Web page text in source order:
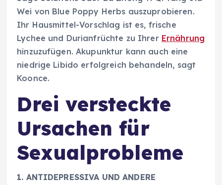
Wei von Blue Poppy Herbs auszuprobieren.
Ihr Hausmittel-Vorschlag ist es, frische
Lychee und Durianfrüchte zu Ihrer Ernährung
hinzuzufügen. Akupunktur kann auch eine
niedrige Libido erfolgreich behandeln, sagt
Koonce.
Drei versteckte
Ursachen für
Sexualprobleme
1. ANTIDEPRESSIVA UND ANDERE